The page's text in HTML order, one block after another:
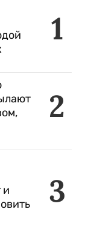
1
2
3
и